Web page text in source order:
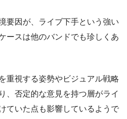
要因が、ライブ下手という強い
ースは他のバンドでも珍しくあ
重視する姿勢やビジュアル戦略
、否定的な意見を持つ層がライ
ていた点も影響しているようで